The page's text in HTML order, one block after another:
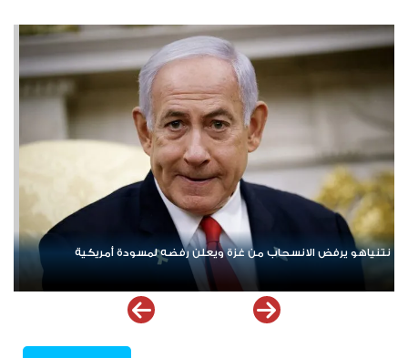
ردا على «خروقات» حزب الله.. إسرائيل تشن ضربات على جنوب لبنان